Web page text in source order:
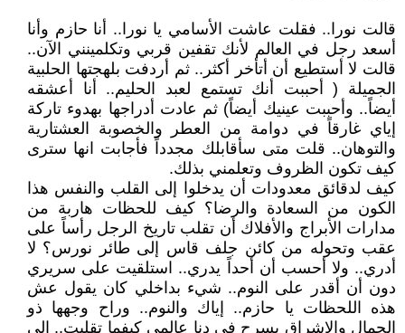
قالت نورا.. فقلت عاشت الأسامي يا نورا.. أنا حازم وأنا
أسعد رجل في العالم لأنك تقفين قربي وتكلمينني الآن..
قالت لا أستطيع أن أتأخر أكثر.. ثم أردفت بلهجتها الحلبية
الجميلة ( أحببت أنك تستمع لعبد الحليم.. أنا أعشقه
أيضاً.. وأحببت عينيك أيضاً) ثم عادت أدراجها بهدوء تاركة
إياي غارقاً في دوامة من العطر والخصوبة العشتارية
والتوهان.. قلت متى سأقابلك مجدداً فأجابت انها سترى
كيف تكون الظروف وتعلمني بذلك.
كيف لدقائق معدودات أن يدخلوا إلى القلب والنفس هذا
الكون من السعادة والرضا؟ كيف للحظات هاربة من
مدارات الأبراج والأفلاك أن تقلب تاريخ الرجل رأساً على
عقب وتحوله من كائن جلف قاس إلى طائر نورس؟ لا
أدري.. ولا أحسب أن أحداً يدري.. استلقيت على سريري
دون أن أقدر على النوم.. شيء بداخلي كان يقول عش
هذه اللحظات يا حازم.. إياك والنوم.. وراح وجهها ذو
الجمال والإشراق يسرح في دنا عالمي كيفما تقلبت.. إلى